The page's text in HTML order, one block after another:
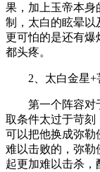
果，加上玉帝本身
制，太白的眩晕以
更可怕的是还有爆
都头疼。
2、太白金星+
第一个阵容对于
取条件太过于苛刻
可以把他换成弥勒
难以击败的，弥勒
起更加难以击杀，